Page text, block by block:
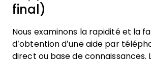
final)
Nous examinons la rapidité et la
d’obtention d’une aide par
direct ou base de connaissances.